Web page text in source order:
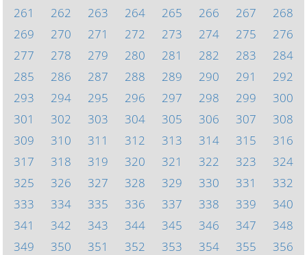
261
262 263 264 265 266 267
268
269
270 271 272 273 274 275
276
277
278 279 280 281 282 283
284
285
286 287 288 289 290 291
292
293
294 295 296 297 298 299
300
301
302 303 304 305 306 307
308
309
310 311 312 313 314 315
316
317
318 319 320 321 322 323
324
325
326 327 328 329 330 331
332
333
334 335 336 337 338 339
340
341
342 343 344 345 346 347
348
349
350 351 352 353 354 355 356